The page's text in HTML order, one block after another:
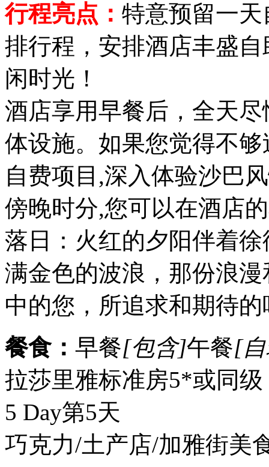
行程亮点： 特意预留一
排行程，安排酒店丰盛
闲时光！
酒店享用早餐后，全天
体设施。如果您觉得不
自费项目,深入体验沙巴
傍晚时分,您可以在酒店
落日：火红的夕阳伴着
满金色的波浪，那份浪
中的您，所追求和期待的
餐食： 早餐[包含]午餐[
拉莎里雅标准房5*或同级
5 Day第5天
巧克力/土产店/加雅街美